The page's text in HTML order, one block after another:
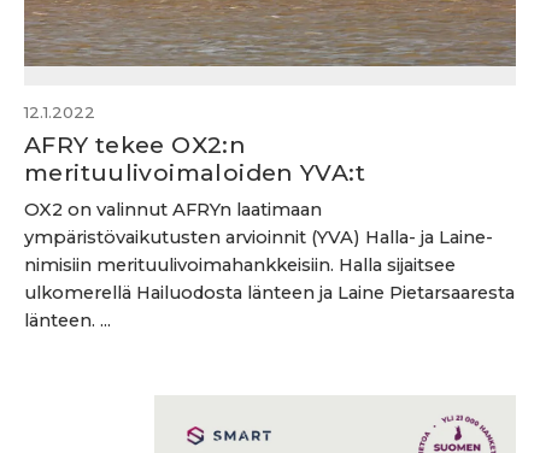
12.1.2022
AFRY tekee OX2:n
merituulivoimaloiden YVA:t
OX2 on valinnut AFRYn laatimaan
ympäristövaikutusten arvioinnit (YVA) Halla- ja Laine-
nimisiin merituulivoimahankkeisiin. Halla sijaitsee
ulkomerellä Hailuodosta länteen ja Laine Pietarsaaresta
länteen. ...